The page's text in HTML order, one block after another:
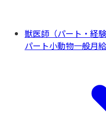
獣医師（パート・経験
パート小動物一般月